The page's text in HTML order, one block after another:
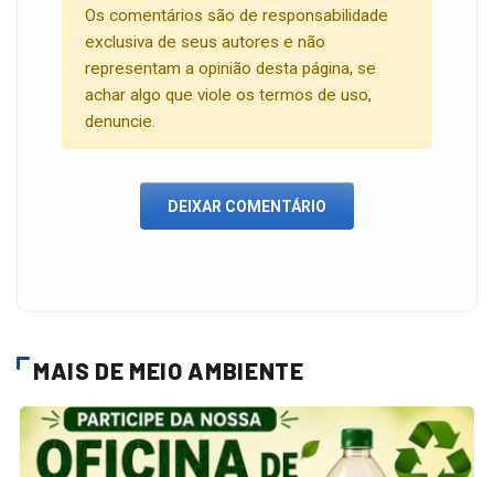
Os comentários são de responsabilidade
exclusiva de seus autores e não
representam a opinião desta página, se
achar algo que viole os termos de uso,
denuncie.
DEIXAR COMENTÁRIO
MAIS DE MEIO AMBIENTE